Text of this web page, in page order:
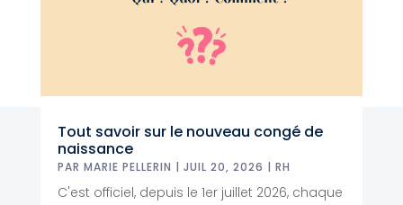
Tout savoir sur le nouveau congé de
naissance
PAR MARIE PELLERIN | JUIL 20, 2026 | RH
C'est officiel, depuis le 1er juillet 2026, chaque